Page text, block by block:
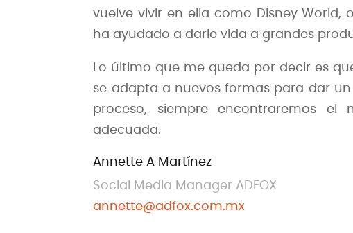
vuelve vivir en ella como Disney
ha ayudado a darle vida a grandes
Lo último que me queda por decir es
se adapta a nuevos formas para dar
proceso, siempre encontraremos
adecuada.
Annette A Martínez
Social Media Manager ADFOX
annette@adfox.com.mx